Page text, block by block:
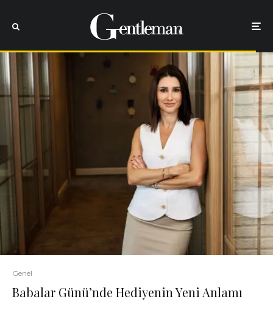
Genel
Babalar Günü’nde Hediyenin Yeni Anlamı